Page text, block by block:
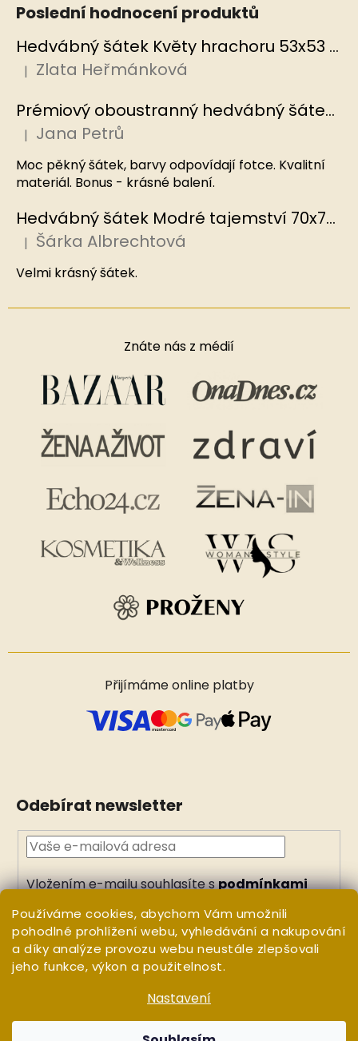
Používáme cookies, abychom Vám umožnili
pohodlné prohlížení webu, vyhledávání a nakupování
a díky analýze provozu webu neustále zlepšovali
jeho funkce, výkon a použitelnost.
Nastavení
Poslední hodnocení produktů
Hedvábný šátek Květy hrachoru 53x53 cm v dárkovém balení, HEDVÁBNÝ SVĚT
Hodnocení produktu je 5 z 5 hvězdiček.
| Zlata Heřmánková
Prémiový oboustranný hedvábný šátek Mořský korál, MB
Hodnocení produktu je 5 z 5 hvězdiček.
| Jana Petrů
Moc pěkný šátek, barvy odpovídají fotce. Kvalitní
materiál. Bonus - krásné balení.
Hedvábný šátek Modré tajemství 70x70 cm v dárkovém balení, HEDVÁBNÝ SVĚT
Hodnocení produktu je 5 z 5 hvězdiček.
| Šárka Albrechtová
Velmi krásný šátek.
Znáte nás z médií
Přijímáme online platby
Odebírat newsletter
Vložením e-mailu souhlasíte spodmínkami
PŘIHLÁSIT
SE
Vytvořil Shoptet
WHITE ORCHID